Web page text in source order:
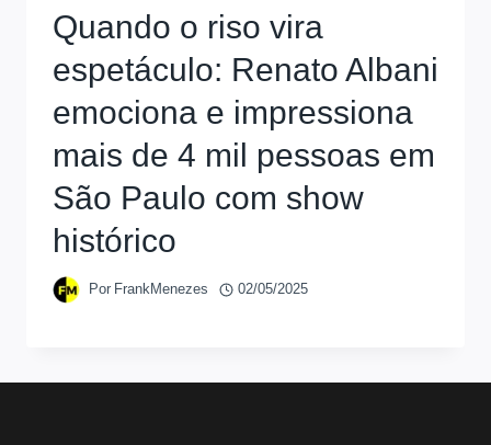
Quando o riso vira
espetáculo: Renato Albani
emociona e impressiona
mais de 4 mil pessoas em
São Paulo com show
histórico
Por FrankMenezes 02/05/2025